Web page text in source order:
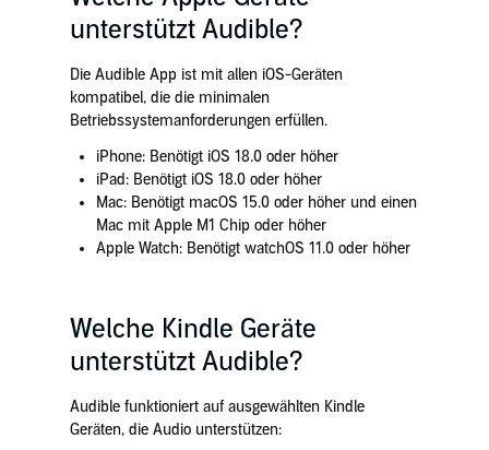
unterstützt Audible?
Die Audible App ist mit allen iOS-Geräten
kompatibel, die die minimalen
Betriebssystemanforderungen erfüllen.
iPhone: Benötigt iOS 18.0 oder höher
iPad: Benötigt iOS 18.0 oder höher
Mac: Benötigt macOS 15.0 oder höher und einen
Mac mit Apple M1 Chip oder höher
Apple Watch: Benötigt watchOS 11.0 oder höher
Welche Kindle Geräte
unterstützt Audible?
Audible funktioniert auf ausgewählten Kindle
Geräten, die Audio unterstützen: